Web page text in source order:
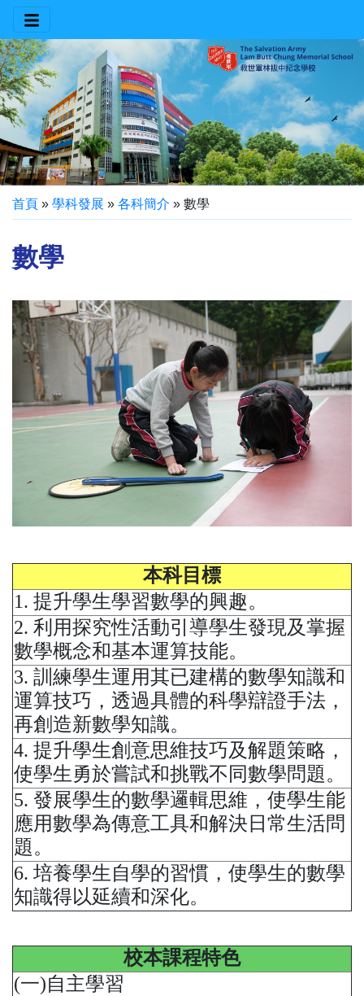
首頁 » 學科發展 » 各科簡介 » 數學
數學
本科目標
1. 提升學生學習數學的興趣。
2. 利用探究性活動引導學生發現及掌握
數學概念和基本運算技能。
3. 訓練學生運用其已建構的數學知識和
運算技巧，透過具體的科學辯證手法，
再創造新數學知識。
4. 提升學生創意思維技巧及解題策略，
使學生勇於嘗試和挑戰不同數學問題。
5. 發展學生的數學邏輯思維，使學生能
應用數學為傳意工具和解決日常生活問
題。
6. 培養學生自學的習慣，使學生的數學
知識得以延續和深化。
校本課程特色
(一)自主學習